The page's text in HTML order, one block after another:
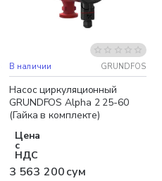
Бесплатная доставка
В наличии GRUNDFOS
Насос циркуляционный
GRUNDFOS Alpha 2 25-60
(Гайка в комплекте)
Цена
с
НДС
3 563 200 сум